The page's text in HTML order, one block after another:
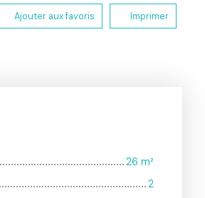
Ajouter aux favoris Imprimer
26 m²
2